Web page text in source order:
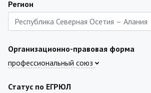
Регион
Организационно-правовая форма
профессиональный союз
Статус по ЕГРЮЛ